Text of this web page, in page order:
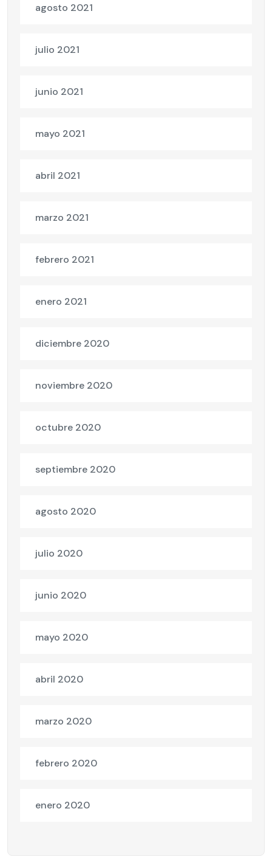
agosto 2021
julio 2021
junio 2021
mayo 2021
abril 2021
marzo 2021
febrero 2021
enero 2021
diciembre 2020
noviembre 2020
octubre 2020
septiembre 2020
agosto 2020
julio 2020
junio 2020
mayo 2020
abril 2020
marzo 2020
febrero 2020
enero 2020